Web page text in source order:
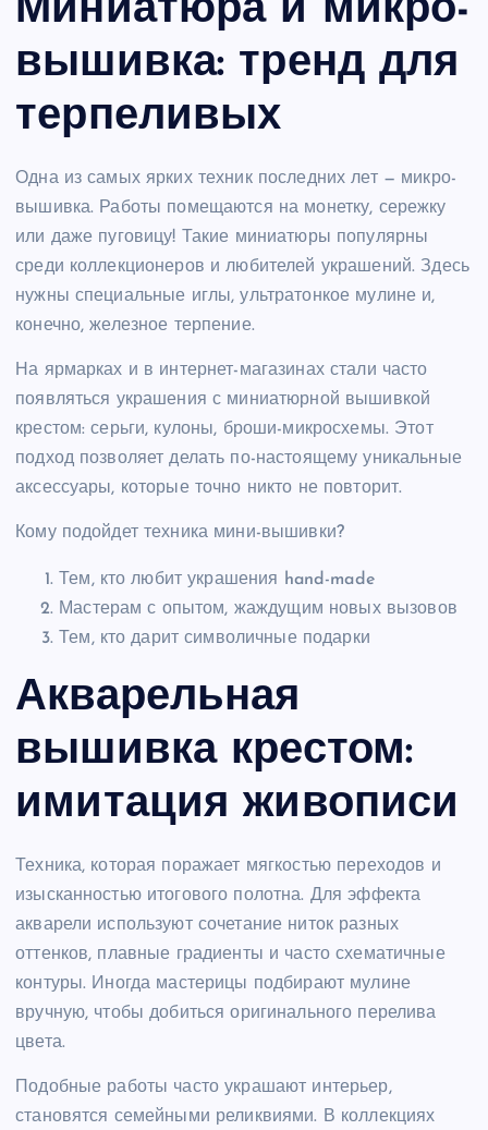
Миниатюра и микро-
вышивка: тренд для
терпеливых
Одна из самых ярких техник последних лет — микро-
вышивка. Работы помещаются на монетку, сережку
или даже пуговицу! Такие миниатюры популярны
среди коллекционеров и любителей украшений. Здесь
нужны специальные иглы, ультратонкое мулине и,
конечно, железное терпение.
На ярмарках и в интернет-магазинах стали часто
появляться украшения с миниатюрной вышивкой
крестом: серьги, кулоны, броши-микросхемы. Этот
подход позволяет делать по-настоящему уникальные
аксессуары, которые точно никто не повторит.
Кому подойдет техника мини-вышивки?
Тем, кто любит украшения hand-made
Мастерам с опытом, жаждущим новых вызовов
Тем, кто дарит символичные подарки
Акварельная
вышивка крестом:
имитация живописи
Техника, которая поражает мягкостью переходов и
изысканностью итогового полотна. Для эффекта
акварели используют сочетание ниток разных
оттенков, плавные градиенты и часто схематичные
контуры. Иногда мастерицы подбирают мулине
вручную, чтобы добиться оригинального перелива
цвета.
Подобные работы часто украшают интерьер,
становятся семейными реликвиями. В коллекциях